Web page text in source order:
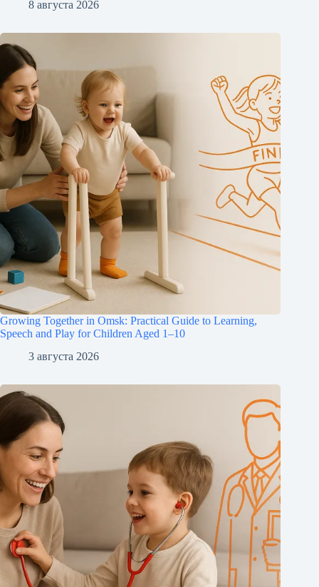
8 августа 2026
Growing Together in Omsk: Practical Guide to Learning,
Speech and Play for Children Aged 1–10
3 августа 2026